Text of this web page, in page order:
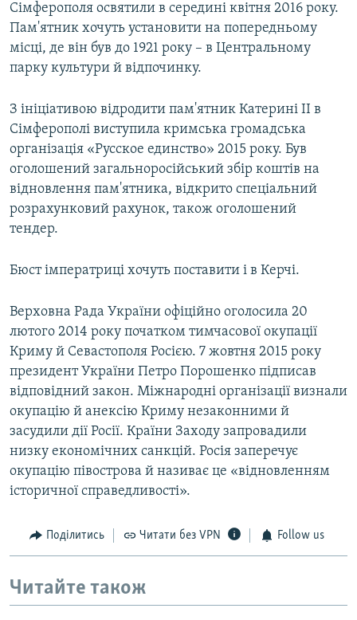
Сімферополя освятили в середині квітня 2016 року.
Пам'ятник хочуть установити на попередньому
місці, де він був до 1921 року – в Центральному
парку культури й відпочинку.
З ініціативою відродити пам'ятник Катерині II в
Сімферополі виступила кримська громадська
організація «Русское единство» 2015 року. Був
оголошений загальноросійський збір коштів на
відновлення пам'ятника, відкрито спеціальний
розрахунковий рахунок, також оголошений
тендер.
Бюст імператриці хочуть поставити і в Керчі.
Верховна Рада України офіційно оголосила 20
лютого 2014 року початком тимчасової окупації
Криму й Севастополя Росією. 7 жовтня 2015 року
президент України Петро Порошенко підписав
відповідний закон. Міжнародні організації визнали
окупацію й анексію Криму незаконними й
засудили дії Росії. Країни Заходу запровадили
низку економічних санкцій. Росія заперечує
окупацію півострова й називає це «відновленням
історичної справедливості».
Поділитись Читати без VPN Follow us
Читайте також